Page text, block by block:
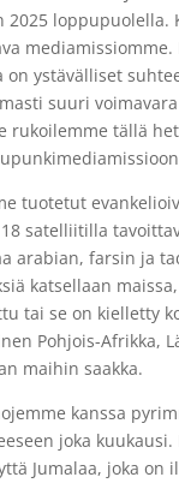
2025 loppupuolella.
mediamissiomme.
on ystävälliset
suuri
rukoilemme tällä
tuotetut
satelliitilla
arabian, farsin ja
katsellaan
tai se on kielletty
Pohjois-Afrikka,
maihin saakka.
kanssa
joka
Jumalaa, joka on